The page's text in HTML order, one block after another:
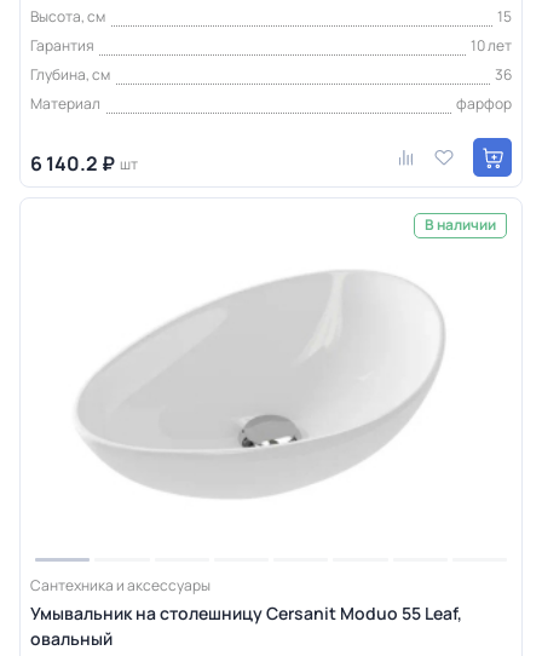
Высота, см
15
Гарантия
10 лет
Глубина, см
36
Материал
фарфор
6 140.2 ₽ шт
В наличии
Сантехника и аксессуары
Умывальник на столешницу Cersanit Moduo 55 Leaf,
овальный